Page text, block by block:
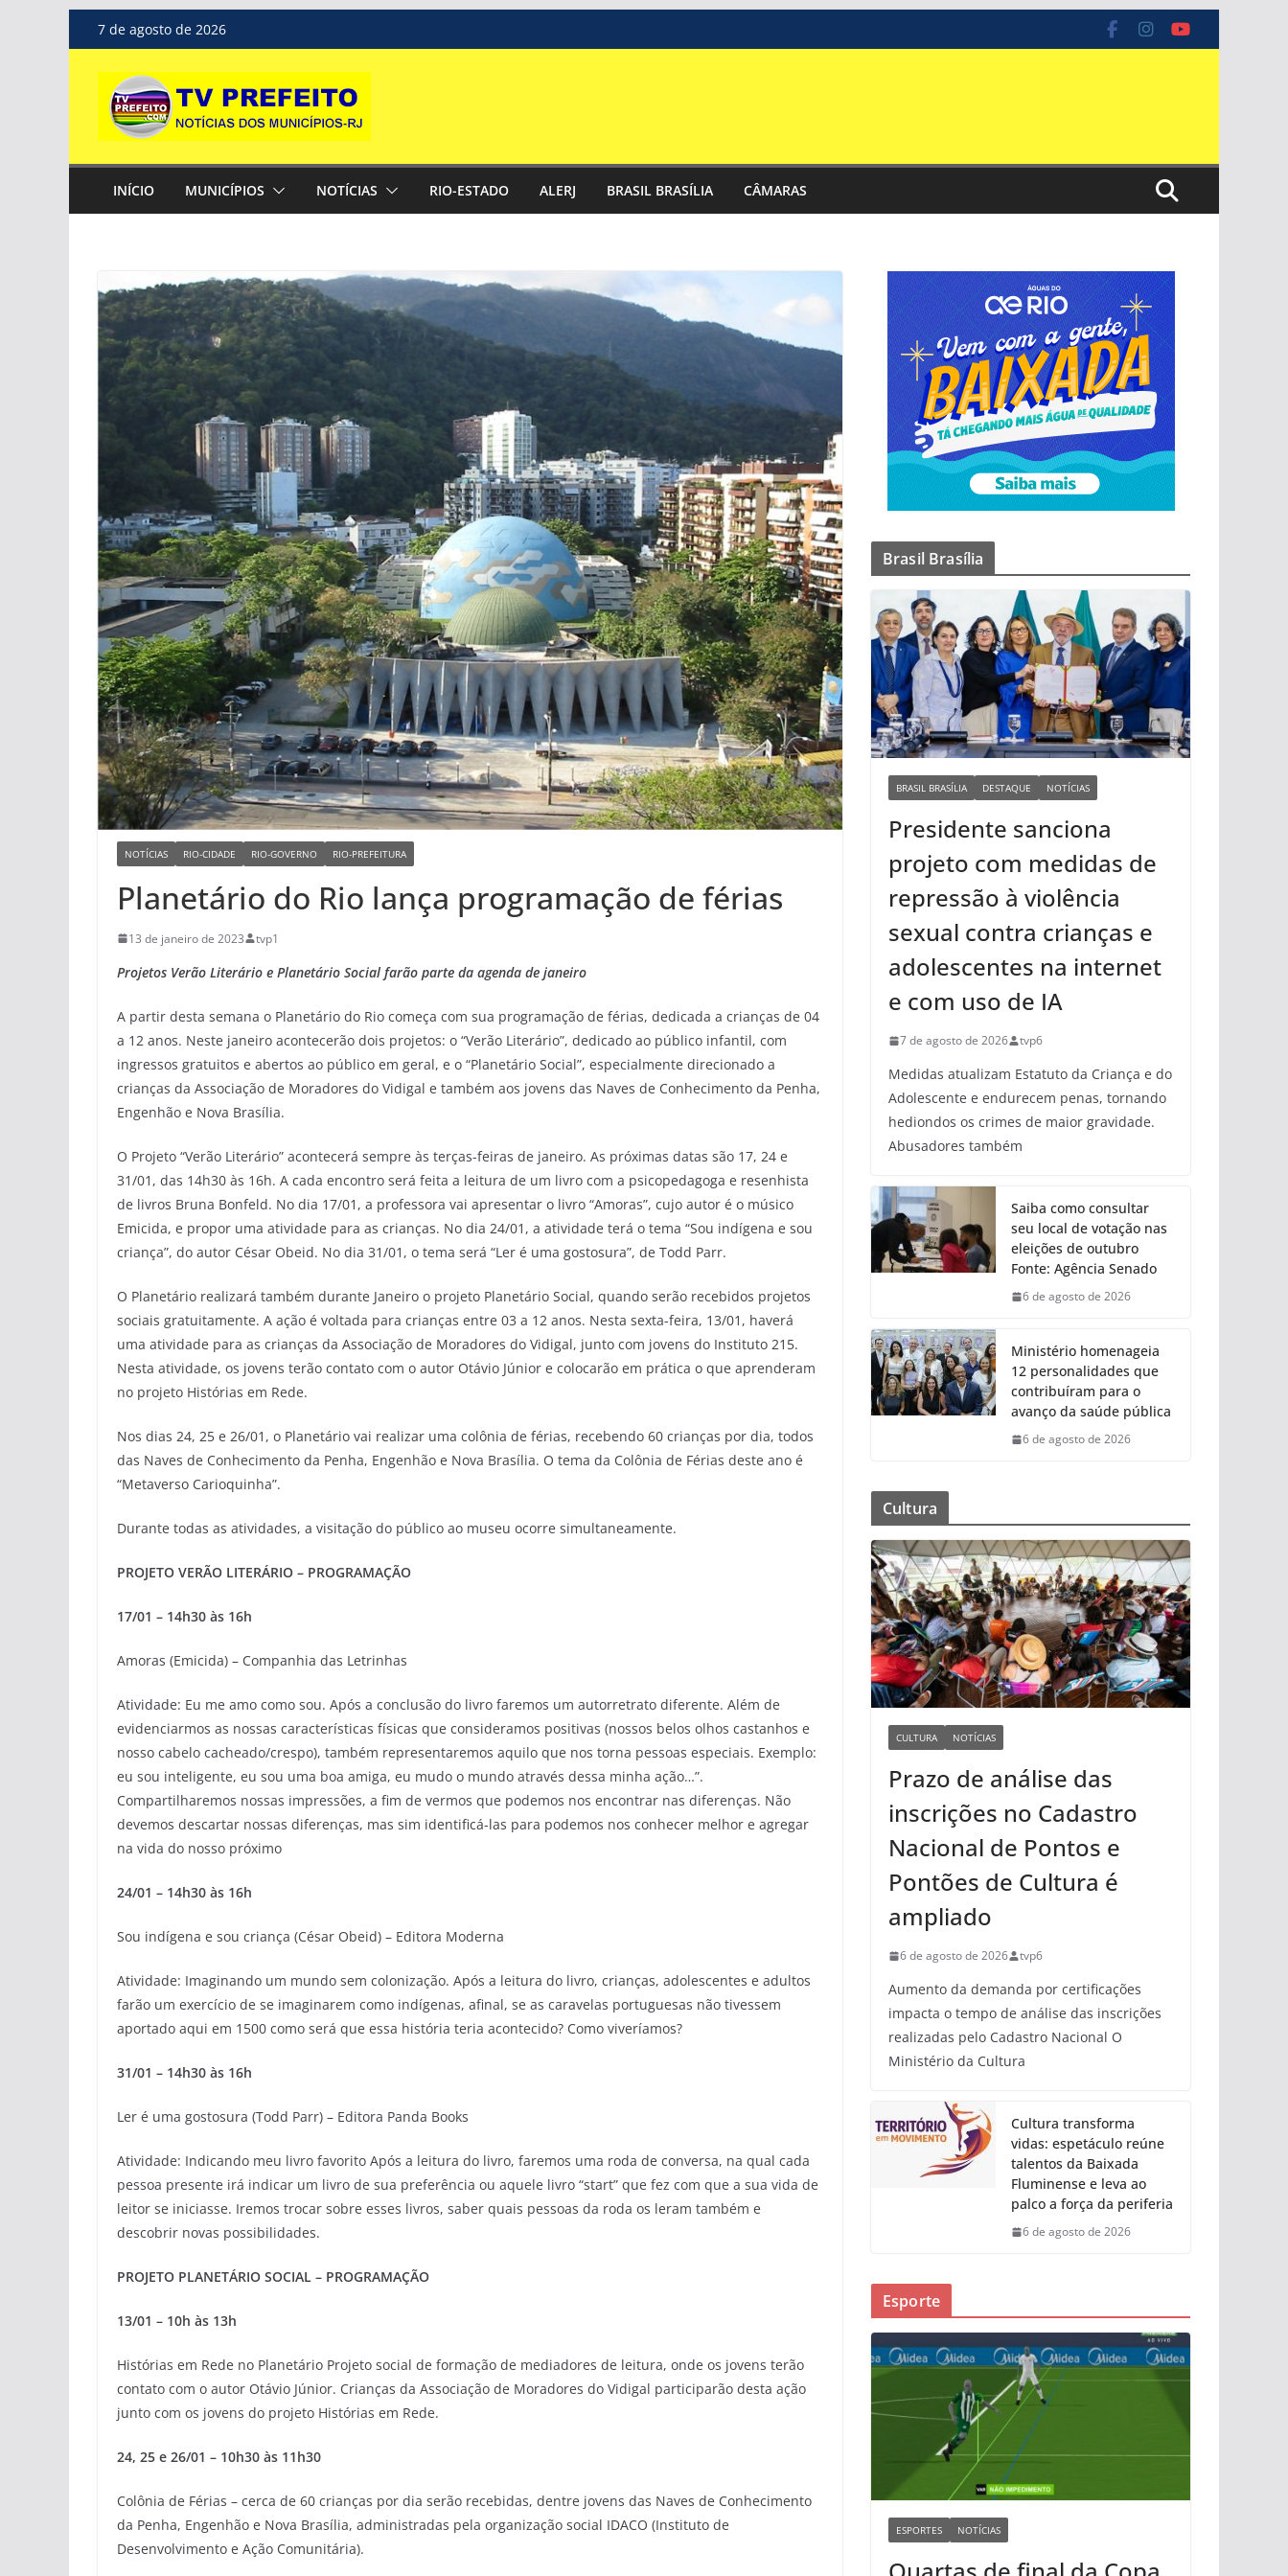
Pular
para
conteúdo
7 de agosto de 2026
INÍCIO MUNICÍPIOS NOTÍCIAS RIO-ESTADO ALERJ BRASIL BRASÍLIA CÂMARAS
NOTÍCIAS RIO-CIDADE RIO-GOVERNO RIO-PREFEITURA
Planetário do Rio lança programação de férias
13 de janeiro de 2023 tvp1
Projetos Verão Literário e Planetário Social farão parte da agenda de janeiro
A partir desta semana o Planetário do Rio começa com sua programação de férias, dedicada a crianças de 04
a 12 anos. Neste janeiro acontecerão dois projetos: o “Verão Literário”, dedicado ao público infantil, com
ingressos gratuitos e abertos ao público em geral, e o “Planetário Social”, especialmente direcionado a
crianças da Associação de Moradores do Vidigal e também aos jovens das Naves de Conhecimento da Penha,
Engenhão e Nova Brasília.
O Projeto “Verão Literário” acontecerá sempre às terças-feiras de janeiro. As próximas datas são 17, 24 e
31/01, das 14h30 às 16h. A cada encontro será feita a leitura de um livro com a psicopedagoga e resenhista
de livros Bruna Bonfeld. No dia 17/01, a professora vai apresentar o livro “Amoras”, cujo autor é o músico
Emicida, e propor uma atividade para as crianças. No dia 24/01, a atividade terá o tema “Sou indígena e sou
criança”, do autor César Obeid. No dia 31/01, o tema será “Ler é uma gostosura”, de Todd Parr.
O Planetário realizará também durante Janeiro o projeto Planetário Social, quando serão recebidos projetos
sociais gratuitamente. A ação é voltada para crianças entre 03 a 12 anos. Nesta sexta-feira, 13/01, haverá
uma atividade para as crianças da Associação de Moradores do Vidigal, junto com jovens do Instituto 215.
Nesta atividade, os jovens terão contato com o autor Otávio Júnior e colocarão em prática o que aprenderam
no projeto Histórias em Rede.
Nos dias 24, 25 e 26/01, o Planetário vai realizar uma colônia de férias, recebendo 60 crianças por dia, todos
das Naves de Conhecimento da Penha, Engenhão e Nova Brasília. O tema da Colônia de Férias deste ano é
“Metaverso Carioquinha”.
Durante todas as atividades, a visitação do público ao museu ocorre simultaneamente.
PROJETO VERÃO LITERÁRIO – PROGRAMAÇÃO
17/01 – 14h30 às 16h
Amoras (Emicida) – Companhia das Letrinhas
Atividade: Eu me amo como sou. Após a conclusão do livro faremos um autorretrato diferente. Além de
evidenciarmos as nossas características físicas que consideramos positivas (nossos belos olhos castanhos e
nosso cabelo cacheado/crespo), também representaremos aquilo que nos torna pessoas especiais. Exemplo:
eu sou inteligente, eu sou uma boa amiga, eu mudo o mundo através dessa minha ação…”.
Compartilharemos nossas impressões, a fim de vermos que podemos nos encontrar nas diferenças. Não
devemos descartar nossas diferenças, mas sim identificá-las para podemos nos conhecer melhor e agregar
na vida do nosso próximo
24/01 – 14h30 às 16h
Sou indígena e sou criança (César Obeid) – Editora Moderna
Atividade: Imaginando um mundo sem colonização. Após a leitura do livro, crianças, adolescentes e adultos
farão um exercício de se imaginarem como indígenas, afinal, se as caravelas portuguesas não tivessem
aportado aqui em 1500 como será que essa história teria acontecido? Como viveríamos?
31/01 – 14h30 às 16h
Ler é uma gostosura (Todd Parr) – Editora Panda Books
Atividade: Indicando meu livro favorito Após a leitura do livro, faremos uma roda de conversa, na qual cada
pessoa presente irá indicar um livro de sua preferência ou aquele livro “start” que fez com que a sua vida de
leitor se iniciasse. Iremos trocar sobre esses livros, saber quais pessoas da roda os leram também e
descobrir novas possibilidades.
PROJETO PLANETÁRIO SOCIAL – PROGRAMAÇÃO
13/01 – 10h às 13h
Histórias em Rede no Planetário Projeto social de formação de mediadores de leitura, onde os jovens terão
contato com o autor Otávio Júnior. Crianças da Associação de Moradores do Vidigal participarão desta ação
junto com os jovens do projeto Histórias em Rede.
24, 25 e 26/01 – 10h30 às 11h30
Colônia de Férias – cerca de 60 crianças por dia serão recebidas, dentre jovens das Naves de Conhecimento
da Penha, Engenhão e Nova Brasília, administradas pela organização social IDACO (Instituto de
Desenvolvimento e Ação Comunitária).
Brasil Brasília
BRASIL BRASÍLIA DESTAQUE NOTÍCIAS
Presidente sanciona
projeto com medidas de
repressão à violência
sexual contra crianças e
adolescentes na internet
e com uso de IA
7 de agosto de 2026 tvp6
Medidas atualizam Estatuto da Criança e do
Adolescente e endurecem penas, tornando
hediondos os crimes de maior gravidade.
Abusadores também
Saiba como consultar
seu local de votação nas
eleições de outubro
Fonte: Agência Senado
6 de agosto de 2026
Ministério homenageia
12 personalidades que
contribuíram para o
avanço da saúde pública
6 de agosto de 2026
Cultura
CULTURA NOTÍCIAS
Prazo de análise das
inscrições no Cadastro
Nacional de Pontos e
Pontões de Cultura é
ampliado
6 de agosto de 2026 tvp6
Aumento da demanda por certificações
impacta o tempo de análise das inscrições
realizadas pelo Cadastro Nacional O
Ministério da Cultura
Cultura transforma
vidas: espetáculo reúne
talentos da Baixada
Fluminense e leva ao
palco a força da periferia
6 de agosto de 2026
Esporte
ESPORTES NOTÍCIAS